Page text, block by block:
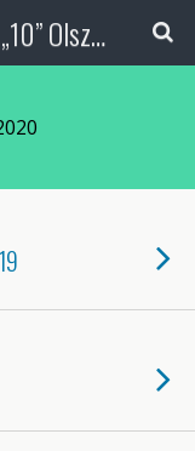
Warmiński Klub Strzelecki „10” Olsztyn